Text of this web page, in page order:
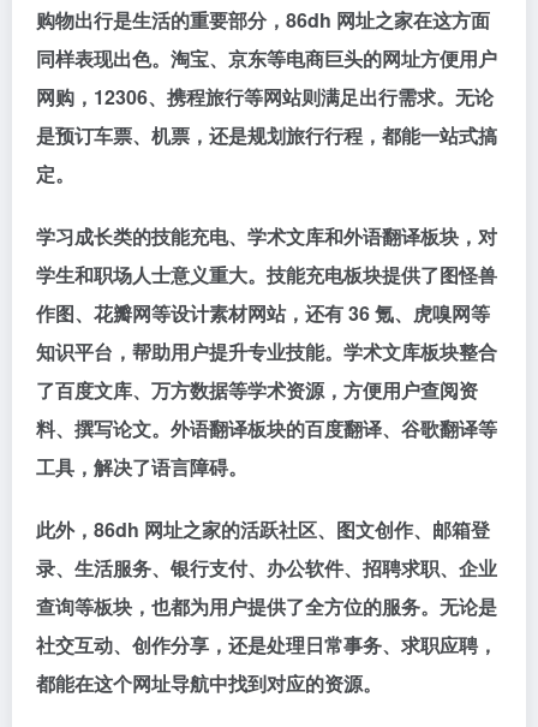
购物出行是生活的重要部分，86dh 网址之家在这方面
同样表现出色。淘宝、京东等电商巨头的网址方便用户
网购，12306、携程旅行等网站则满足出行需求。无论
是预订车票、机票，还是规划旅行行程，都能一站式搞
定。
学习成长类的技能充电、学术文库和外语翻译板块，对
学生和职场人士意义重大。技能充电板块提供了图怪兽
作图、花瓣网等设计素材网站，还有 36 氪、虎嗅网等
知识平台，帮助用户提升专业技能。学术文库板块整合
了百度文库、万方数据等学术资源，方便用户查阅资
料、撰写论文。外语翻译板块的百度翻译、谷歌翻译等
工具，解决了语言障碍。
此外，86dh 网址之家的活跃社区、图文创作、邮箱登
录、生活服务、银行支付、办公软件、招聘求职、企业
查询等板块，也都为用户提供了全方位的服务。无论是
社交互动、创作分享，还是处理日常事务、求职应聘，
都能在这个网址导航中找到对应的资源。